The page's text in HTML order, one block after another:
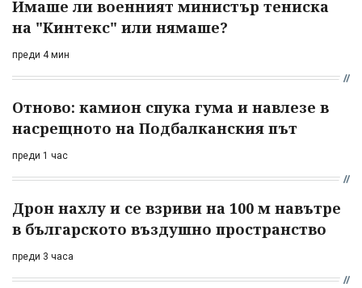
Имаше ли военният министър тениска
на "Кинтекс" или нямаше?
преди 4 мин
Отново: камион спука гума и навлезе в
насрещното на Подбалканския път
преди 1 час
Дрон нахлу и се взриви на 100 м навътре
в българското въздушно пространство
преди 3 часа